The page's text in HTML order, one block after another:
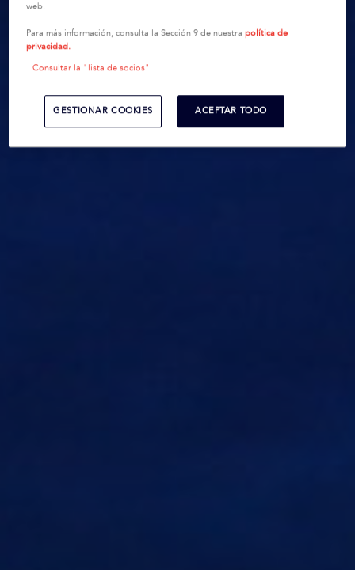
web.
Para más información, consulta la Sección 9 de nuestrapolítica de
privacidad.
Consultar la "lista de socios"
GESTIONAR COOKIES ACEPTAR TODO